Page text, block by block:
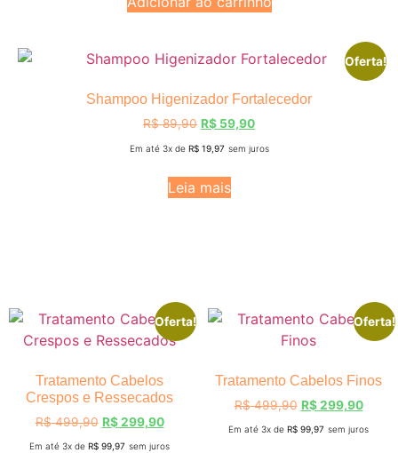
Oferta!
Shampoo Higenizador Fortalecedor
R$89,90 R$ 59,90
Em até 3x de R$19,97 sem juros
Leia mais
Oferta!
Tratamento Cabelos
Crespos e Ressecados
R$499,90 R$299,90
Em até 3x de R$ 99,97 sem juros
Oferta!
Tratamento Cabelos Finos
R$499,90 R$299,90
Em até 3x de R$ 99,97 sem juros